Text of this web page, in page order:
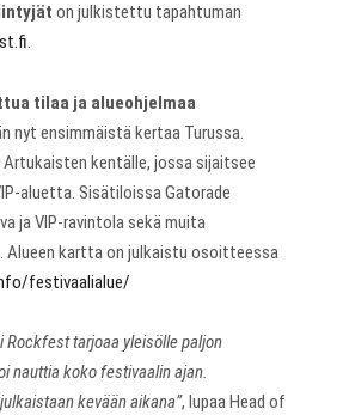
on julkistettu tapahtuman
.
tilaa ja alueohjelmaa
nyt ensimmäistä kertaa Turussa.
kentälle, jossa sijaitsee
aluetta. Sisätiloissa Gatorade
ja VIP-ravintola sekä muita
Alueen kartta on julkaistu osoitteessa
festivaalialue/
Rockfest tarjoaa yleisölle paljon
nauttia koko festivaalin ajan.
kevään aikana”, lupaa Head of